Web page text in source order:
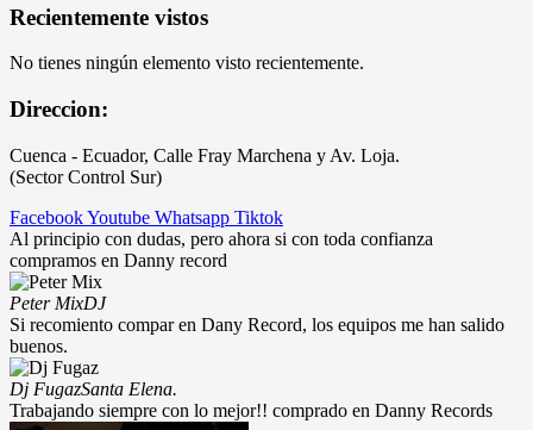
Recientemente vistos
No tienes ningún elemento visto recientemente.
Direccion:
Cuenca - Ecuador, Calle Fray Marchena y Av. Loja.
(Sector Control Sur)
FacebookYoutube Whatsapp Tiktok
Al principio con dudas, pero ahora si con toda confianza
compramos en Danny record
Peter MixDJ
Si recomiento compar en Dany Record, los equipos me han salido
buenos.
Dj FugazSanta Elena.
Trabajando siempre con lo mejor!! comprado en Danny Records